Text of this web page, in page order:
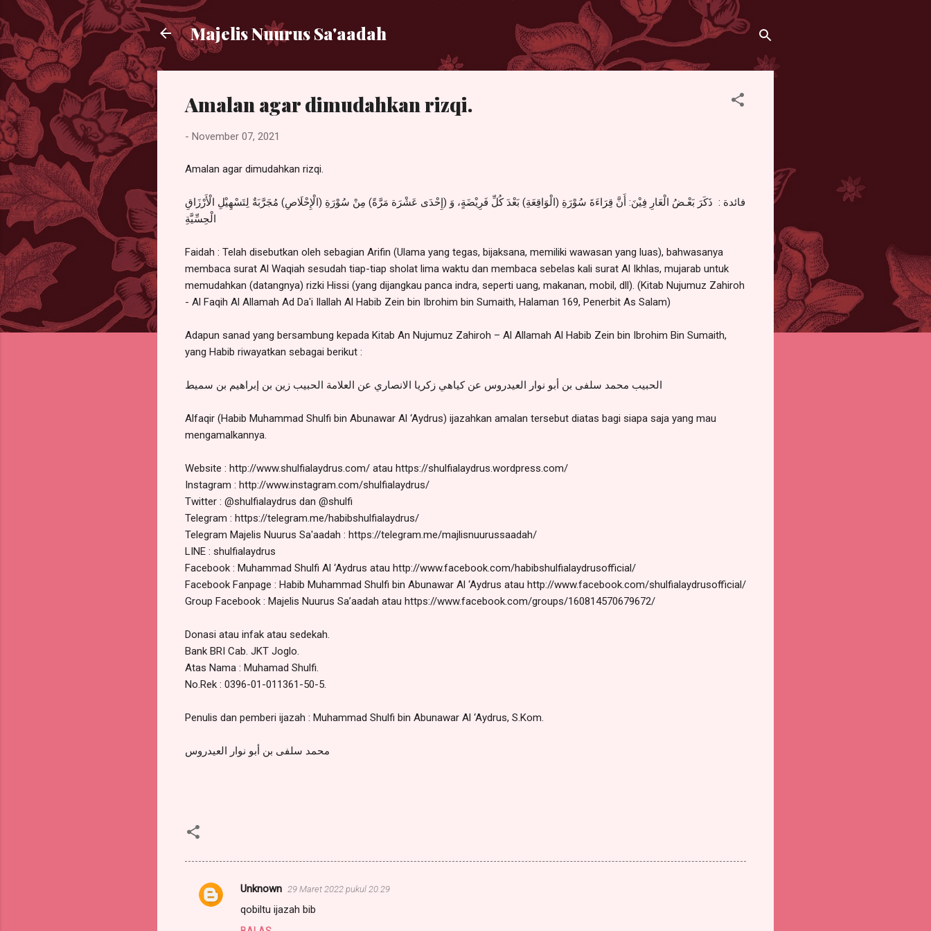
Majelis Nuurus Sa'aadah
Amalan agar dimudahkan rizqi.
- November 07, 2021
Amalan agar dimudahkan rizqi.
فائدة : ذَكَرَ بَعْـضُ الْعَارِ فِيْنَ: أَنَّ قِرَاءَةَ سُوْرَةِ (الْوَاقِعَةِ) بَعْدَ كُلِّ فَرِيْضَةٍ، وَ (إِحْدَى عَشْرَة مَرَّةً) مِنْ سُوْرَةِ (الْإِحْلَاصِ) مُجَرَّبَةٌ لِتَسْهِيْلِ الْأَرْزَاقِ
الْحِسِّيَّةِ
Faidah : Telah disebutkan oleh sebagian Arifin (Ulama yang tegas, bijaksana, memiliki wawasan yang luas), bahwasanya
membaca surat Al Waqiah sesudah tiap-tiap sholat lima waktu dan membaca sebelas kali surat Al Ikhlas, mujarab untuk
memudahkan (datangnya) rizki Hissi (yang dijangkau panca indra, seperti uang, makanan, mobil, dll). (Kitab Nujumuz Zahiroh
- Al Faqih Al Allamah Ad Da'i Ilallah Al Habib Zein bin Ibrohim bin Sumaith, Halaman 169, Penerbit As Salam)
Adapun sanad yang bersambung kepada Kitab An Nujumuz Zahiroh – Al Allamah Al Habib Zein bin Ibrohim Bin Sumaith,
yang Habib riwayatkan sebagai berikut :
الحبيب محمد سلفى بن أبو نوار العيدروس عن كياهي زكريا الانصاري عن العلامة الحبيب زين بن إبراهيم بن سميط
Alfaqir (Habib Muhammad Shulfi bin Abunawar Al ‘Aydrus) ijazahkan amalan tersebut diatas bagi siapa saja yang mau
mengamalkannya.
Website : http://www.shulfialaydrus.com/ atau https://shulfialaydrus.wordpress.com/
Instagram : http://www.instagram.com/shulfialaydrus/
Twitter : @shulfialaydrus dan @shulfi
Telegram : https://telegram.me/habibshulfialaydrus/
Telegram Majelis Nuurus Sa'aadah : https://telegram.me/majlisnuurussaadah/
LINE : shulfialaydrus
Facebook : Muhammad Shulfi Al ‘Aydrus atau http://www.facebook.com/habibshulfialaydrusofficial/
Facebook Fanpage : Habib Muhammad Shulfi bin Abunawar Al ‘Aydrus atau http://www.facebook.com/shulfialaydrusofficial/
Group Facebook : Majelis Nuurus Sa’aadah atau https://www.facebook.com/groups/160814570679672/
Donasi atau infak atau sedekah.
Bank BRI Cab. JKT Joglo.
Atas Nama : Muhamad Shulfi.
No.Rek : 0396-01-011361-50-5.
Penulis dan pemberi ijazah : Muhammad Shulfi bin Abunawar Al ‘Aydrus, S.Kom.
محمد سلفى بن أبو نوار العيدروس
K
Unknown 29 Maret 2022 pukul 20.29
qobiltu ijazah bib